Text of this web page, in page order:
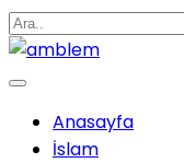
Anasayfa
İslam